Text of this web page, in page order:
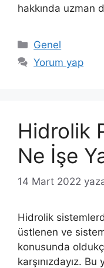
hakkında uzman
Kategoriler
Genel
Yorum yap
Hidrolik
Ne İşe
14 Mart 2022
Hidrolik
üstlenen ve
konusunda
karşınızdayız. Bu